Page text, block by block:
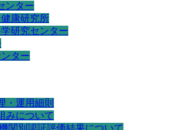
ンター
康研究所
研究センター
ター
・運用細則
みについて
関別認証評価結果について